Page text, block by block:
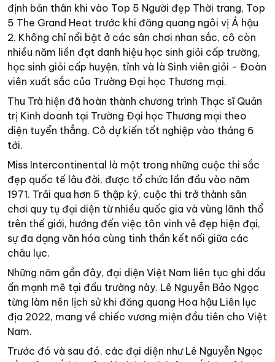
định bản thân khi vào Top 5 Người đẹp Thời trang, Top
5 The Grand Heat trước khi đăng quang ngôi vị Á hậu
2. Không chỉ nổi bật ở các sân chơi nhan sắc, cô còn
nhiều năm liền đạt danh hiệu học sinh giỏi cấp trường,
học sinh giỏi cấp huyện, tỉnh và là Sinh viên giỏi - Đoàn
viên xuất sắc của Trường Đại học Thương mại.
Thu Trà hiện đã hoàn thành chương trình Thạc sĩ Quản
trị Kinh doanh tại Trường Đại học Thương mại theo
diện tuyển thẳng. Cô dự kiến tốt nghiệp vào tháng 6
tới.
Miss Intercontinental là một trong những cuộc thi sắc
đẹp quốc tế lâu đời, được tổ chức lần đầu vào năm
1971. Trải qua hơn 5 thập kỷ, cuộc thi trở thành sân
chơi quy tụ đại diện từ nhiều quốc gia và vùng lãnh thổ
trên thế giới, hướng đến việc tôn vinh vẻ đẹp hiện đại,
sự đa dạng văn hóa cùng tinh thần kết nối giữa các
châu lục.
Những năm gần đây, đại diện Việt Nam liên tục ghi dấu
ấn mạnh mẽ tại đấu trường này. Lê Nguyễn Bảo Ngọc
từng làm nên lịch sử khi đăng quang Hoa hậu Liên lục
địa 2022, mang về chiếc vương miện đầu tiên cho Việt
Nam.
Trước đó và sau đó, các đại diện như Lê Nguyễn Ngọc